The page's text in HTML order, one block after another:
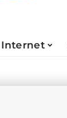
Internet